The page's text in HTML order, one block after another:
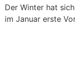
Der Winter hat
im Januar erste